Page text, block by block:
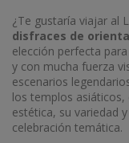
¿Te gustaría viajar al
disfraces de
elección perfecta
y con mucha fuerza
escenarios
los templos asiáticos,
estética, su variedad
celebración temática.